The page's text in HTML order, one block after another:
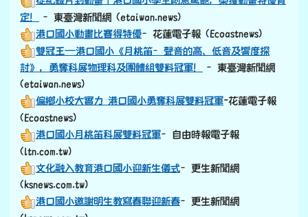
定！–東臺灣新聞網 (etaiwan.news)
港口國小動畫比賽得特優–花蓮電子報 (Ecoastnews)
雙冠王—港口國小《月桃笛–聲音的高、低音及響度探
討》，勇奪科展物理科及團體組雙料冠軍！–東臺灣新聞網
(etaiwan.news)
偏鄉小校大實力 港口國小勇奪科展雙料冠軍
(Ecoastnews)
港口國小月桃笛科展雙料冠軍
(ltn.com.tw)
文化融入教育港口國小迎新生儀式
(ksnews.com.tw)
港口國小邀謝明生教寫春聯迎新春
(ksnews.com.tw)